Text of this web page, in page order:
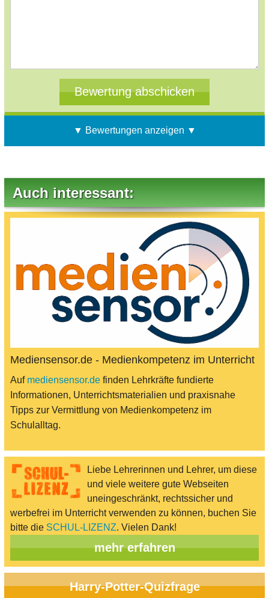
▼ Bewertungen anzeigen ▼
Auch interessant:
Mediensensor.de - Medienkompetenz im Unterricht
Auf mediensensor.de finden Lehrkräfte fundierte
Informationen, Unterrichtsmaterialien und praxisnahe
Tipps zur Vermittlung von Medienkompetenz im
Schulalltag.
Liebe Lehrerinnen und Lehrer, um diese
und viele weitere gute Webseiten
uneingeschränkt, rechtssicher und
werbefrei im Unterricht verwenden zu können, buchen Sie
bitte die SCHUL-LIZENZ. Vielen Dank!
mehr erfahren
Harry-Potter-Quizfrage